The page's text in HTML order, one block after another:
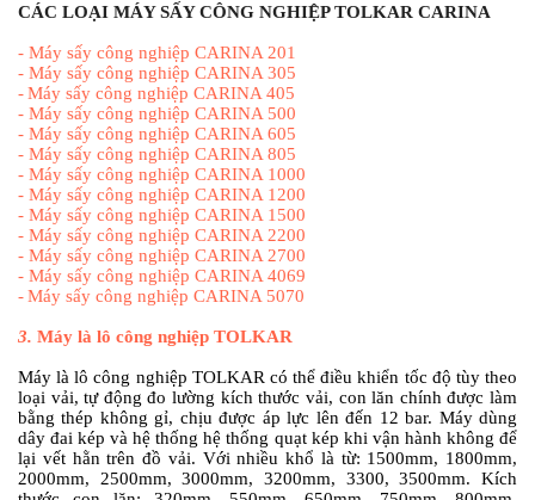
CÁC LOẠI MÁY SẤY CÔNG NGHIỆP TOLKAR CARINA
- Máy sấy công nghiệp CARINA 201
- Máy sấy công nghiệp CARINA 305
-Máy sấy công nghiệp CARINA 405
- Máy sấy công nghiệp CARINA 500
- Máy sấy công nghiệp CARINA 605
- Máy sấy công nghiệp CARINA 805
- Máy sấy công nghiệp CARINA 1000
- Máy sấy công nghiệp CARINA 1200
- Máy sấy công nghiệp CARINA 1500
- Máy sấy công nghiệp CARINA 2200
- Máy sấy công nghiệp CARINA 2700
- Máy sấy công nghiệp CARINA 4069
-Máy sấy công nghiệp CARINA 5070
3. Máy là lô công nghiệp TOLKAR
Máy là lô công nghiệp TOLKAR có thể điều khiển tốc độ tùy theo
loại vải, tự động đo lường kích thước vải, con lăn chính được làm
bằng thép không gỉ, chịu được áp lực lên đến 12 bar. Máy dùng
dây đai kép và hệ thống hệ thống quạt kép khi vận hành không để
lại vết hằn trên đồ vải. Với nhiều khổ là từ: 1500mm, 1800mm,
2000mm, 2500mm, 3000mm, 3200mm, 3300, 3500mm. Kích